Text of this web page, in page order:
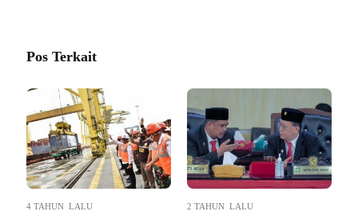
Pos Terkait
4 TAHUN LALU 2 TAHUN LALU